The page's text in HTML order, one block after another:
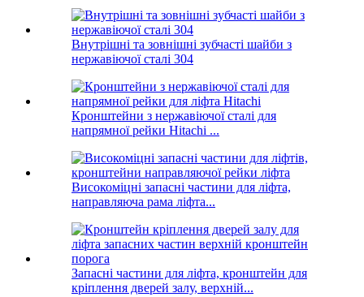
Внутрішні та зовнішні зубчасті шайби з
нержавіючої сталі 304
Кронштейни з нержавіючої сталі для
напрямної рейки Hitachi ...
Високоміцні запасні частини для ліфта,
направляюча рама ліфта...
Запасні частини для ліфта, кронштейн для
кріплення дверей залу, верхній...